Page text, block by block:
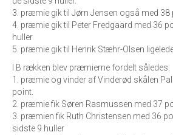
3. præmie gik til Jørn Jensen også med 38
4. præmie gik til Peter Fredgaard med 36
huller
5. præmie gik til Henrik Stæhr-Olsen
I B rækken blev præmierne fordelt således:
1. præmie og vinder af Vinderød skålen
point.
2. præmie fik Søren Rasmussen med 37
3. præmien fik Ruth Christensen med 36
sidste 9 huller